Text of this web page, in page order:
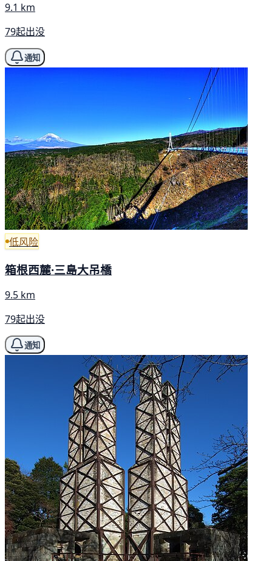
9.1 km
79起出没
通知
低风险
箱根西麓·三島大吊橋
9.5 km
79起出没
通知